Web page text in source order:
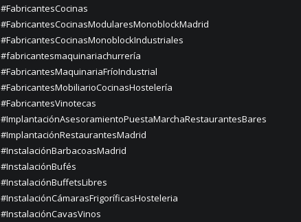
#FabricantesCocinas
#FabricantesCocinasModularesMonoblockMadrid
#FabricantesCocinasMonoblockIndustriales
#fabricantesmaquinariachurrería
#FabricantesMaquinariaFríoIndustrial
#FabricantesMobiliarioCocinasHostelería
#FabricantesVinotecas
#ImplantaciónAsesoramientoPuestaMarchaRestaurantesBares
#ImplantaciónRestaurantesMadrid
#InstalaciónBarbacoasMadrid
#InstalaciónBufés
#InstalaciónBuffetsLibres
#InstalaciónCámarasFrigoríficasHosteleria
#InstalaciónCavasVinos